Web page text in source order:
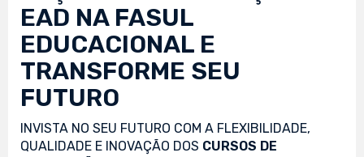
EAD NA FASUL
EDUCACIONAL E
TRANSFORME SEU
FUTURO
INVISTA NO SEU FUTURO COM A FLEXIBILIDADE,
QUALIDADE E INOVAÇÃO DOS CURSOS DE